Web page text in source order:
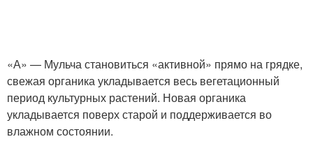
«А» — Мульча становиться «активной» прямо на грядке,
свежая органика укладывается весь вегетационный
период культурных растений. Новая органика
укладывается поверх старой и поддерживается во
влажном состоянии.